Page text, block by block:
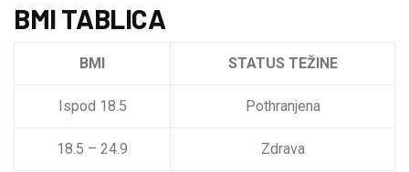
BMI TABLICA
BMI STATUS TEŽINE
Ispod 18.5 Pothranjena
18.5 – 24.9 Zdrava